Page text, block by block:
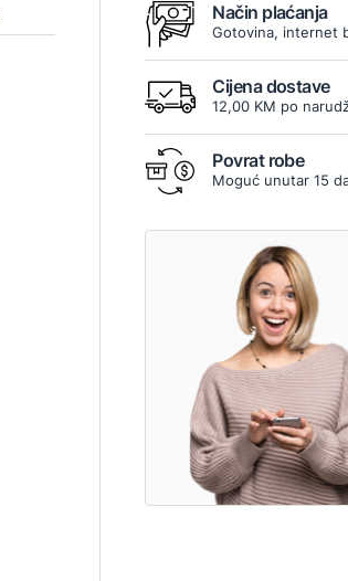
Način plaćanja
Gotovina, internet
Cijena dostave
12,00 KM po
Povrat robe
Moguć unutar 15